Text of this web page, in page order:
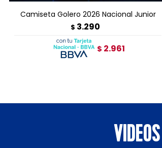
Camiseta Golero 2026 Nacional Junior
$ 3.290
$ 2.961